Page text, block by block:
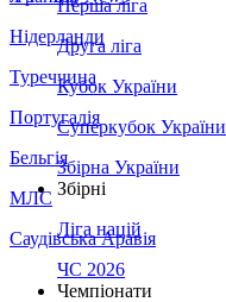
Нідерланди
Туреччина
Португалія
Бельгія
МЛС
Саудівська Аравія
Перша ліга
Друга ліга
Кубок України
Суперкубок України
Збірна України
Збірні
Ліга націй
ЧС 2026
Чемпіонати